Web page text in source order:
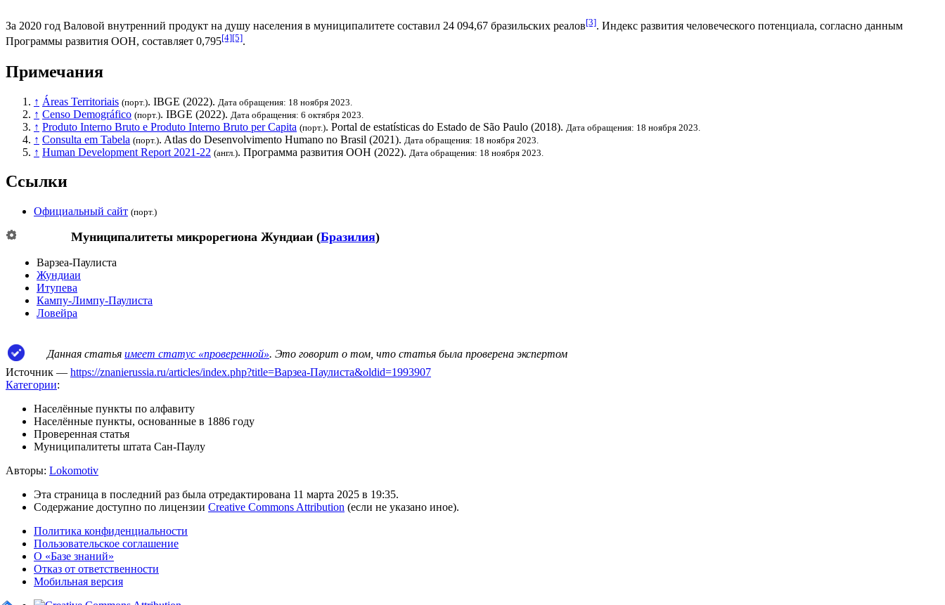
За 2020 год Валовой внутренний продукт на душу населения в муниципалитете составил 24 094,67 бразильских реалов[3]. Индекс развития человеческого потенциала, согласно данным
Программы развития ООН, составляет 0,795[4][5].
Примечания
↑ Áreas Territoriais (порт.). IBGE (2022). Дата обращения: 18 ноября 2023.
↑ Censo Demográfico (порт.). IBGE (2022). Дата обращения: 6 октября 2023.
↑ Produto Interno Bruto e Produto Interno Bruto per Capita (порт.). Portal de estatísticas do Estado de São Paulo (2018). Дата обращения: 18 ноября 2023.
↑ Consulta em Tabela (порт.). Atlas do Desenvolvimento Humano no Brasil (2021). Дата обращения: 18 ноября 2023.
↑ Human Development Report 2021-22 (англ.). Программа развития ООН (2022). Дата обращения: 18 ноября 2023.
Ссылки
Официальный сайт (порт.)
Муниципалитеты микрорегиона Жундиаи(Бразилия)
Варзеа-Паулиста
Жундиаи
Итупева
Кампу-Лимпу-Паулиста
Ловейра
Данная статья имеет статус «проверенной». Это говорит о том, что статья была проверена экспертом
Источник — https://znanierussia.ru/articles/index.php?title=Варзеа-Паулиста&oldid=1993907
Категории:
Населённые пункты по алфавиту
Населённые пункты, основанные в 1886 году
Проверенная статья
Муниципалитеты штата Сан-Паулу
Авторы: Lokomotiv
Эта страница в последний раз была отредактирована 11 марта 2025 в 19:35.
Содержание доступно по лицензии Creative Commons Attribution (если не указано иное).
Политика конфиденциальности
Пользовательское соглашение
О «Базе знаний»
Отказ от ответственности
Мобильная версия